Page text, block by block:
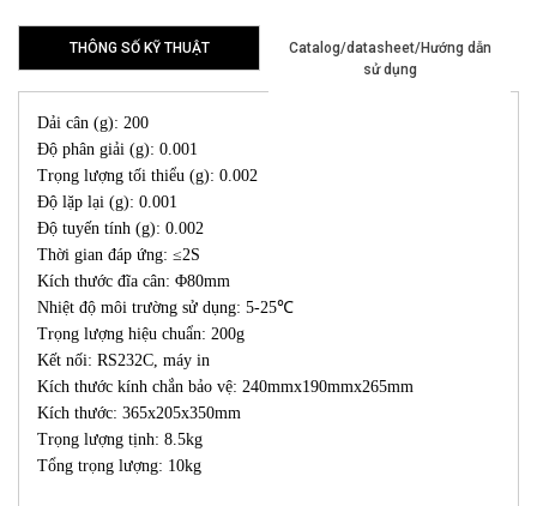
THÔNG SỐ KỸ THUẬT
Catalog/datasheet/Hướng dẫn
sử dụng
Dải cân (g): 200
Độ phân giải (g): 0.001
Trọng lượng tối thiểu (g): 0.002
Độ lặp lại (g): 0.001
Độ tuyến tính (g): 0.002
Thời gian đáp ứng: ≤2S
Kích thước đĩa cân: Φ80mm
Nhiệt độ môi trường sử dụng: 5-25℃
Trọng lượng hiệu chuẩn: 200g
Kết nối: RS232C, máy in
Kích thước kính chắn bảo vệ: 240mmx190mmx265mm
Kích thước: 365x205x350mm
Trọng lượng tịnh: 8.5kg
Tổng trọng lượng: 10kg